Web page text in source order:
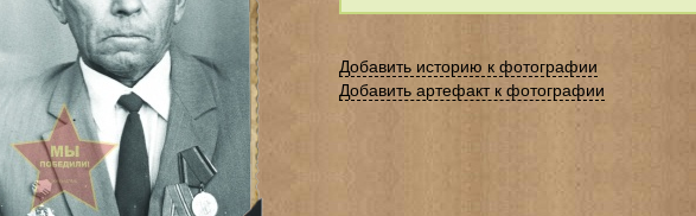
Добавить историю к фотографии
Добавить артефакт к фотографии